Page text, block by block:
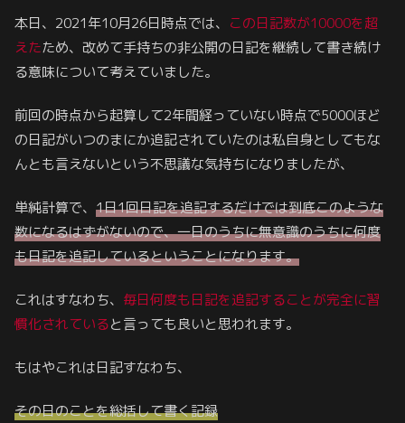
本日、2021年10月26日時点では、 この日記数が10000を超
えたため、改めて手持ちの非公開の日記を継続して書き続け
る意味について考えていました。
前回の時点から起算して2年間経っていない時点で5000ほど
の日記がいつのまにか追記されていたのは私自身としてもな
んとも言えないという不思議な気持ちになりましたが、
単純計算で、 1日1回日記を追記するだけでは到底このような
数になるはずがないので、一日のうちに無意識のうちに何度
も日記を追記しているということになります。
これはすなわち、 毎日何度も日記を追記することが完全に習
慣化されていると言っても良いと思われます。
もはやこれは日記すなわち、
その日のことを総括して書く記録